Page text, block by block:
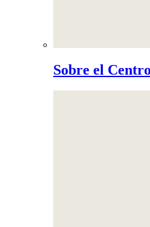
Sobre el